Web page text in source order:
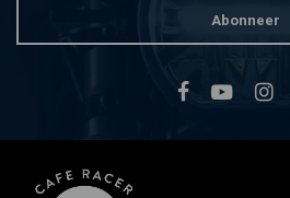
Abonneer